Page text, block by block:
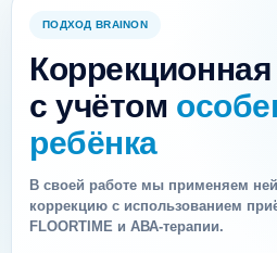
ПОДХОД BRAINON
с учётом
ребёнка
В своей работе мы применяем
коррекцию с использованием
FLOORTIME и АВА-терапии.